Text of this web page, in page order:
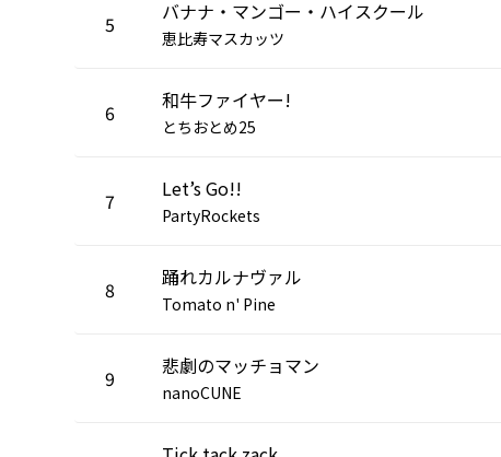
5 バナナ・マンゴー・ハイスクール
恵比寿マスカッツ
6 和牛ファイヤー!
とちおとめ25
7 Let’s Go!!
PartyRockets
8 踊れカルナヴァル
Tomato n' Pine
9 悲劇のマッチョマン
nanoCUNE